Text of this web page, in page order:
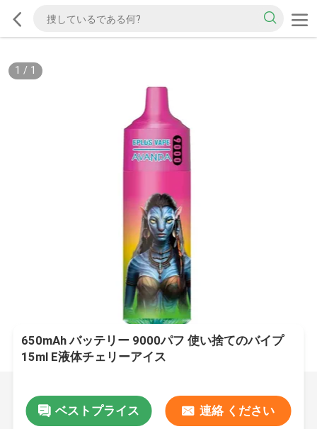
1 / 1
650mAh バッテリー 9000パフ 使い捨てのバイプ
15ml E液体チェリーアイス
ベストプライス 連絡 ください